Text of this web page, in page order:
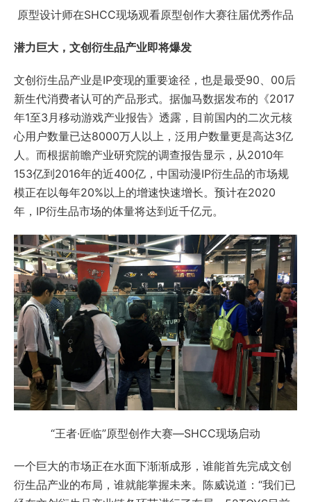
原型设计师在SHCC现场观看原型创作大赛往届优秀作品
潜力巨大，文创衍生品产业即将爆发
文创衍生品产业是IP变现的重要途径，也是最受90、00后
新生代消费者认可的产品形式。据伽马数据发布的《2017
年1至3月移动游戏产业报告》透露，目前国内的二次元核
心用户数量已达8000万人以上，泛用户数量更是高达3亿
人。而根据前瞻产业研究院的调查报告显示，从2010年
153亿到2016年的近400亿，中国动漫IP衍生品的市场规
模正在以每年20%以上的增速快速增长。预计在2020
年，IP衍生品市场的体量将达到近千亿元。
“王者·匠临”原型创作大赛—SHCC现场启动
一个巨大的市场正在水面下渐渐成形，谁能首先完成文创
衍生品产业的布局，谁就能掌握未来。陈威说道：“我们已